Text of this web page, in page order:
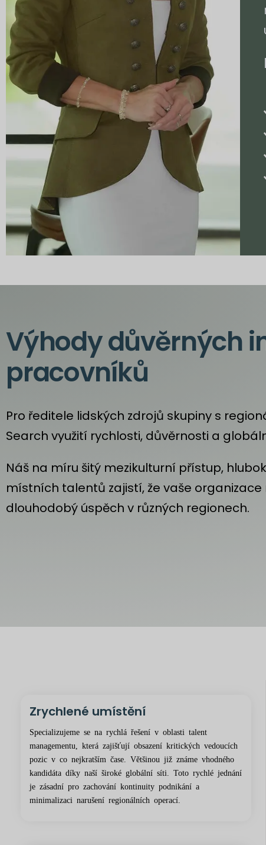
Výhody důvěrných
pracovníků
Pro ředitele lidských zdrojů skupiny s
Search využití rychlosti, důvěrnosti a
Náš na míru šitý mezikulturní přístup,
místních talentů zajistí, že vaše
dlouhodobý úspěch v různých regionech.
Zrychlené umístění
Specializujeme se na rychlá řešení v oblasti talent
managementu, která zajišťují obsazení kritických vedoucích
pozic v co nejkratším čase. Většinou již známe vhodného
kandidáta díky naší široké globální síti. Toto rychlé jednání
je zásadní pro zachování kontinuity podnikání a
minimalizaci narušení regionálních operací.